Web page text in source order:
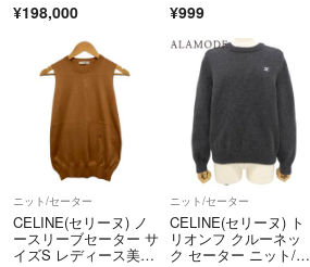
¥198,000 ¥999
ニット/セーター
CELINE(セリーヌ) ノ
ースリーブセーター サ
イズS レディース美
ニット/セーター
CELINE(セリーヌ) ト
リオンフ クルーネッ
ク セーター ニット/セ